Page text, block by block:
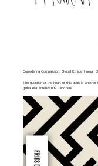
Considering Compassion. Global Ethics, Human
The question at the heart of this book is whether
global era. Interested? Clickhere